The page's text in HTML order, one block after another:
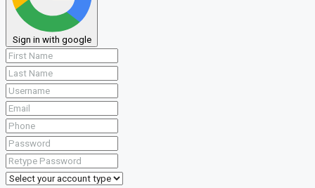
Sign in with google